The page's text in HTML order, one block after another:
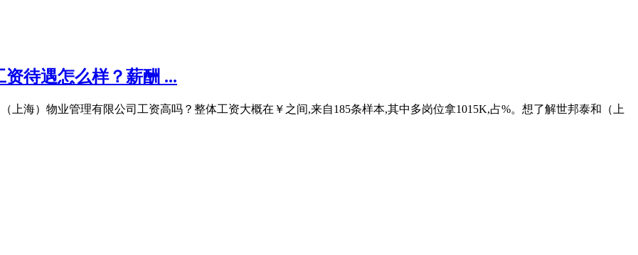
待遇怎么样？薪酬 ...
上海）物业管理有限公司工资高吗？整体工资大概在￥之间,来自185条样本,其中多岗位拿1015K,占%。想了解世邦泰和（上